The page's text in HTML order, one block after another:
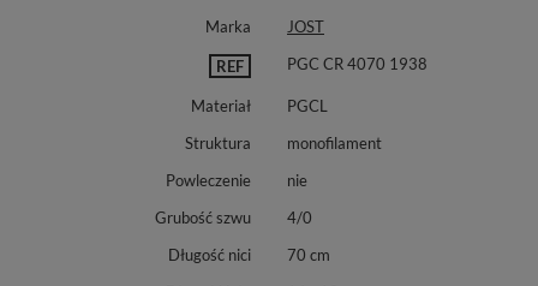
Marka JOST
REF PGC CR 4070 1938
Materiał
PGCL
Struktura
monofilament
Powleczenie
nie
Grubość szwu
4/0
Długość nici
70 cm